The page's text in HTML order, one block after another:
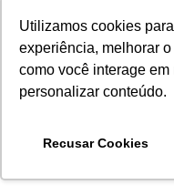
Utilizamos cookies
experiência, melhorar
como você interage em
personalizar conteúdo.
Recusar Cookies